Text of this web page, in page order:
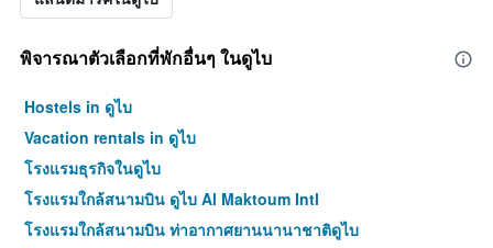
พิจารณาตัวเลือกที่พักอื่นๆ ในดูไบ
Hostels in ดูไบ
Vacation rentals in ดูไบ
โรงแรมธุรกิจในดูไบ
โรงแรมใกล้สนามบิน ดูไบ Al Maktoum Intl
โรงแรมใกล้สนามบิน ท่าอากาศยานนานาชาติดูไบ